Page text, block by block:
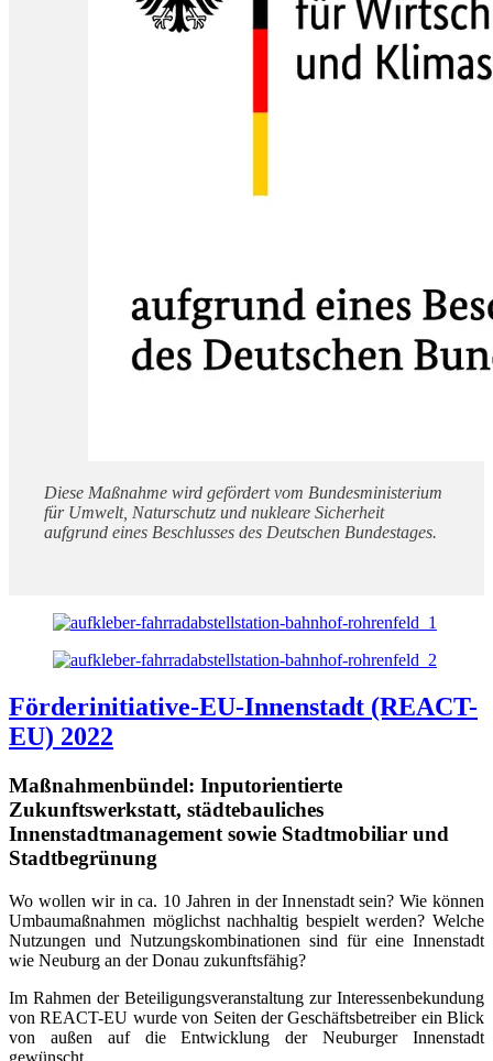
Diese Maßnahme wird gefördert vom Bundesministerium
für Umwelt, Naturschutz und nukleare Sicherheit
aufgrund eines Beschlusses des Deutschen Bundestages.
Förderinitiative-EU-Innenstadt (REACT-
EU) 2022
Maßnahmenbündel: Inputorientierte
Zukunftswerkstatt, städtebauliches
Innenstadtmanagement sowie Stadtmobiliar und
Stadtbegrünung
Wo wollen wir in ca. 10 Jahren in der Innenstadt sein? Wie können
Umbaumaßnahmen möglichst nachhaltig bespielt werden? Welche
Nutzungen und Nutzungskombinationen sind für eine Innenstadt
wie Neuburg an der Donau zukunftsfähig?
Im Rahmen der Beteiligungsveranstaltung zur Interessenbekundung
von REACT-EU wurde von Seiten der Geschäftsbetreiber ein Blick
von außen auf die Entwicklung der Neuburger Innenstadt
gewünscht.